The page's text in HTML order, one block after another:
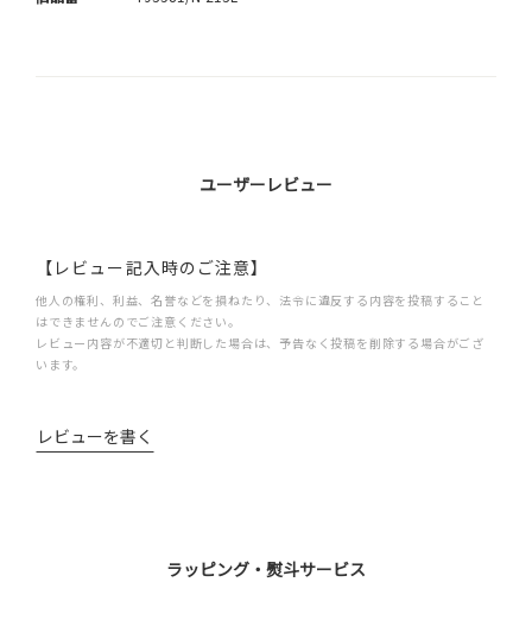
ユーザーレビュー
【レビュー記入時のご注意】
他人の権利、利益、名誉などを損ねたり、法令に違反する内容を投稿すること
はできませんのでご注意ください。
レビュー内容が不適切と判断した場合は、予告なく投稿を削除する場合がござ
います。
レビューを書く
ラッピング・熨斗サービス